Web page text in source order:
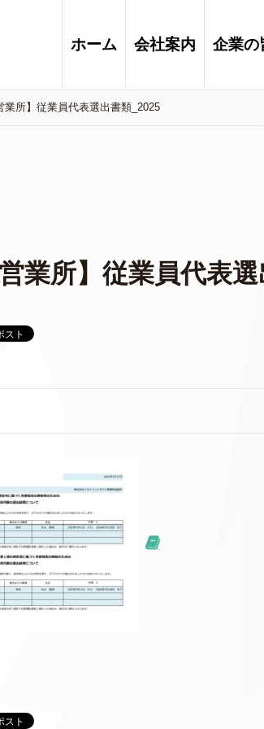
ホーム 会社案内 企業の
業所】従業員代表選出書類_2025
営業所】従業員代表